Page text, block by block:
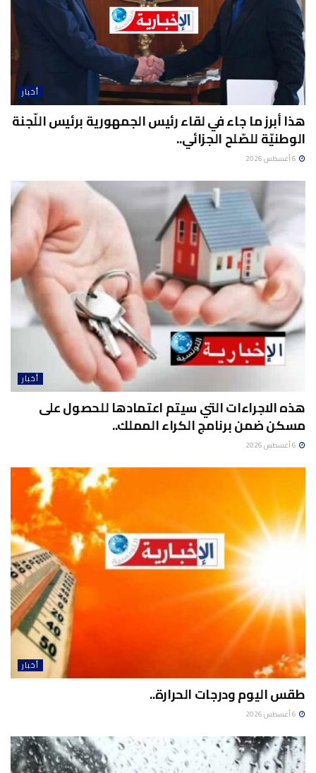
أخبار
هذا أبرز ما جاء في لقاء رئيس الجمهورية برئيس اللّجنة
الوطنيّة للصّلح الجزائي..
أخبار
هذه الاجراءات التي سيتم اعتمادها للحصول على
مسكن ضمن برنامج الكراء المملك..
أخبار
طقس اليوم ودرجات الحرارة..